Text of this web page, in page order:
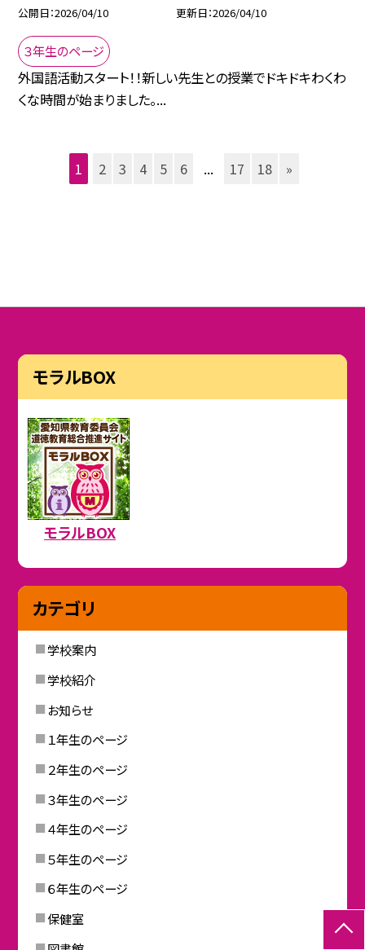
公開日 2026/04/10 更新日 2026/04/10
３年生のページ
外国語活動スタート！！新しい先生との授業でドキドキわくわ
くな時間が始まりました。...
1 2 3 4 5 6 ... 17 18 »
モラルBOX
モラルBOX
カテゴリ
学校案内
学校紹介
お知らせ
１年生のページ
２年生のページ
３年生のページ
４年生のページ
５年生のページ
６年生のページ
保健室